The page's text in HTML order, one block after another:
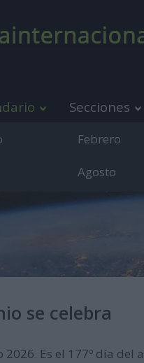
Secciones
Medio de
Febrero
Agosto
se celebra
2026. Es el 177º día